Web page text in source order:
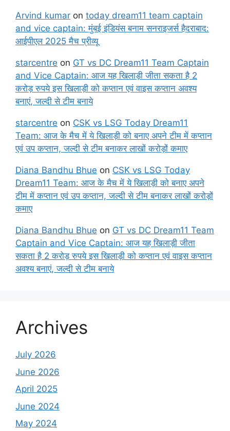
Arvind kumar on today dream11 team captain
and vice captain: मुंबई इंडियंस बनाम सनराइजर्स हैदराबाद:
आईपीएल 2025 मैच प्रीव्यू
starcentre on GT vs DC Dream11 Team Captain
and Vice Captain: आज यह खिलाड़ी जीता सकता है 2
करोड़ रुपये इस खिलाड़ी को कप्तान एवं वाइस कप्तान अवश्य
बनाएं, जल्दी से टीम बनाये
starcentre on CSK vs LSG Today Dream11
Team: आज के मैच में ये खिलाड़ी को बनाए अपने टीम में कप्तान
एवं उप कप्तान, जल्दी से टीम बनाकर लाखों करोड़ों कमाए
Diana Bandhu Bhue on CSK vs LSG Today
Dream11 Team: आज के मैच में ये खिलाड़ी को बनाए अपने
टीम में कप्तान एवं उप कप्तान, जल्दी से टीम बनाकर लाखों करोड़ों
कमाए
Diana Bandhu Bhue on GT vs DC Dream11 Team
Captain and Vice Captain: आज यह खिलाड़ी जीता
सकता है 2 करोड़ रुपये इस खिलाड़ी को कप्तान एवं वाइस कप्तान
अवश्य बनाएं, जल्दी से टीम बनाये
Archives
July 2026
June 2026
April 2025
June 2024
May 2024